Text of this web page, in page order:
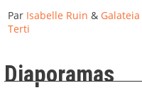
Par Isabelle Ruin & Galateia
Terti
Diaporamas